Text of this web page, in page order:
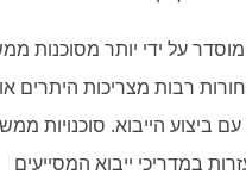
על ידי יותר מסוכנות
רבות מצריכות היתרים או
ביצוע הייבוא. סוכנויות
במדריכי ייבוא המסייעים